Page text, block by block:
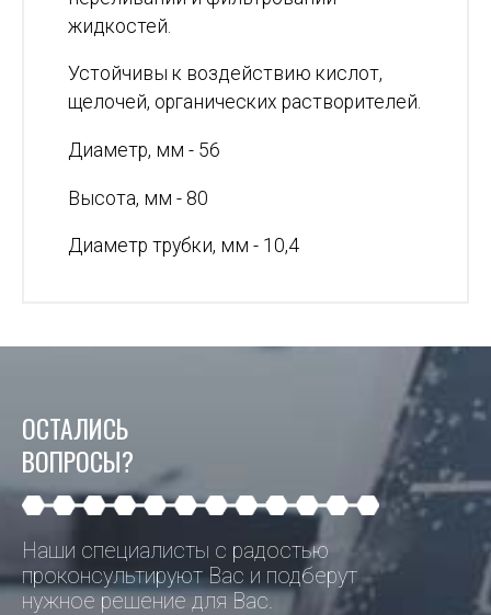
жидкостей.
Устойчивы к воздействию кислот,
щелочей, органических растворителей.
Диаметр, мм - 56
Высота, мм - 80
Диаметр трубки, мм - 10,4
ОСТАЛИСЬ
ВОПРОСЫ?
Наши специалисты с радостью
проконсультируют Вас и подберут
нужное решение для Вас.